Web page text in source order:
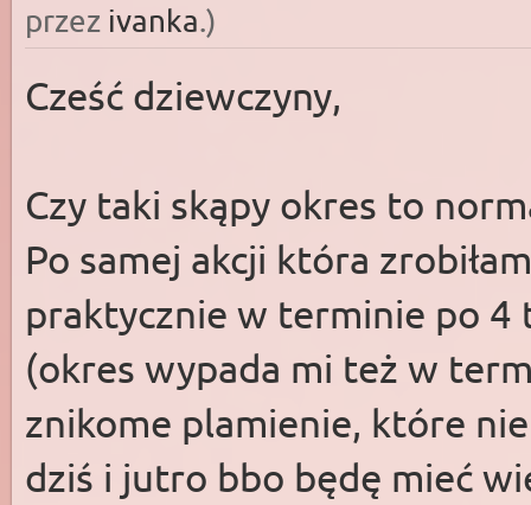
przez ivanka.)
Cześć dziewczyny,
Czy taki skąpy okres to
Po samej akcji która
praktycznie w terminie po 4
(okres wypada mi też w
znikome plamienie, które
dziś i jutro bbo będę mieć